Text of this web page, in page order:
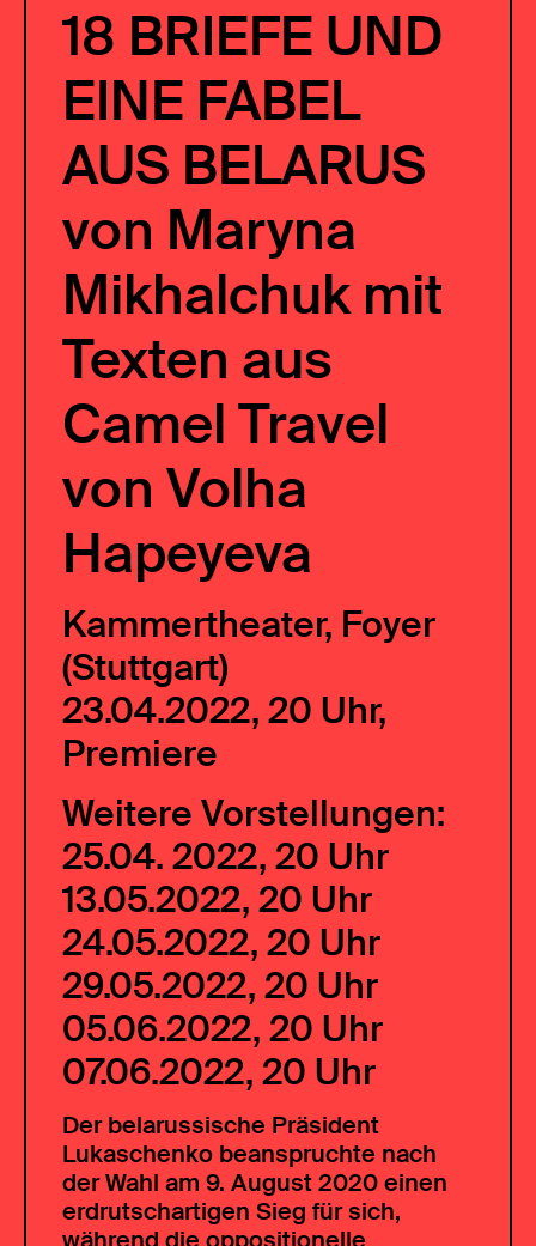
18 BRIEFE UND
EINE FABEL
AUS BELARUS
von Maryna
Mikhalchuk mit
Texten aus
Camel Travel
von Volha
Hapeyeva
Kammertheater, Foyer
(Stuttgart)
23.04.2022, 20 Uhr,
Premiere
Weitere Vorstellungen:
25.04. 2022, 20 Uhr
13.05.2022, 20 Uhr
24.05.2022, 20 Uhr
29.05.2022, 20 Uhr
05.06.2022, 20 Uhr
07.06.2022, 20 Uhr
Der belarussische Präsident
Lukaschenko beanspruchte nach
der Wahl am 9. August 2020 einen
erdrutschartigen Sieg für sich,